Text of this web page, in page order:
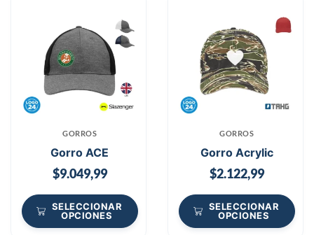
GORROS
Gorro ACE
$9.049,99
SELECCIONAR
OPCIONES
GORROS
Gorro Acrylic
$2.122,99
SELECCIONAR
OPCIONES